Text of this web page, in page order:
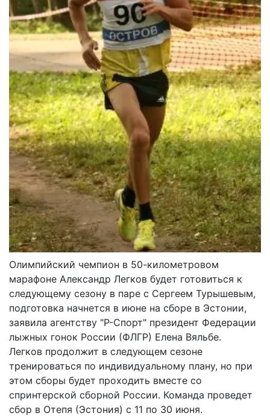
Олимпийский чемпион в 50-километровом
марафоне Александр Легков будет готовиться к
следующему сезону в паре с Сергеем Турышевым,
подготовка начнется в июне на сборе в Эстонии,
заявила агентству "Р-Спорт" президент Федерации
лыжных гонок России (ФЛГР) Елена Вяльбе.
Легков продолжит в следующем сезоне
тренироваться по индивидуальному плану, но при
этом сборы будет проходить вместе со
спринтерской сборной России. Команда проведет
сбор в Отепя (Эстония) с 11 по 30 июня.